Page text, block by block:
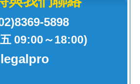
5898
09:00～18:00)